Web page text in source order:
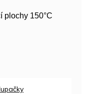
plochy 150°C